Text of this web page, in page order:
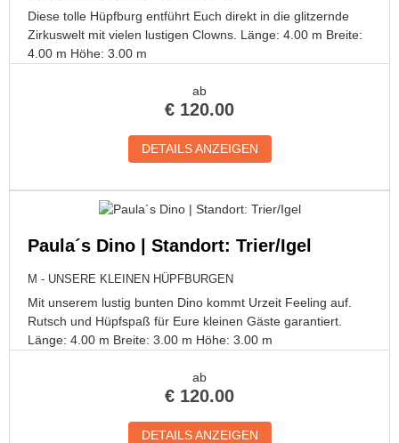
Diese tolle Hüpfburg entführt Euch direkt in die glitzernde
Zirkuswelt mit vielen lustigen Clowns. Länge: 4.00 m Breite:
4.00 m Höhe: 3.00 m
ab
€ 120.00
DETAILS ANZEIGEN
Paula´s Dino | Standort: Trier/Igel
M - UNSERE KLEINEN HÜPFBURGEN
Mit unserem lustig bunten Dino kommt Urzeit Feeling auf.
Rutsch und Hüpfspaß für Eure kleinen Gäste garantiert.
Länge: 4.00 m Breite: 3.00 m Höhe: 3.00 m
ab
€ 120.00
DETAILS ANZEIGEN